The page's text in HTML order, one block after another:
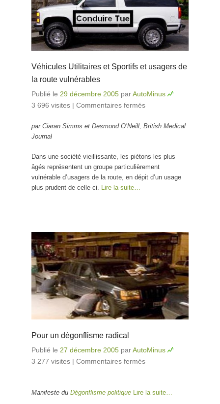
Véhicules Utilitaires et Sportifs et usagers de
la route vulnérables
Publié le 29 décembre 2005 parAutoMinus
3 696 visites | Commentaires fermés
Sportifs et
vulnérables
par Ciaran Simms et Desmond O’Neill, British Medical
Journal
Dans une société vieillissante, les piétons les plus
âgés représentent un groupe particulièrement
vulnérable d’usagers de la route, en dépit d’un usage
plus prudent de celle-ci. Lire la suite…
Pour un dégonflisme radical
Publié le 27 décembre 2005 parAutoMinus
3 277 visites | Commentaires fermés
Manifeste du Dégonflisme politique Lire la suite…